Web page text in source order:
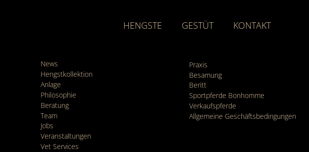
HENGSTE GESTÜT KONTAKT
News
Hengstkollektion
Anlage
Philosophie
Beratung
Team
Jobs
Veranstaltungen
Vet Services
Praxis
Besamung
Beritt
Sportpferde Bonhomme
Verkaufspferde
Allgemeine Geschäfts­bedingungen